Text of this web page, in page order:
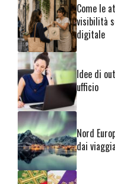
Come le
visibilità
digitale
Idee di
ufficio
Nord
dai